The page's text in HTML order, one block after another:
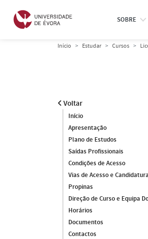
SOBRE
Início Estudar Cursos
Voltar
Início
Apresentação
Plano de Estudos
Saídas Profissionais
Condições de Acesso
Vias de Acesso e
Propinas
Direção de Curso e Equipa
Horários
Documentos
Contactos